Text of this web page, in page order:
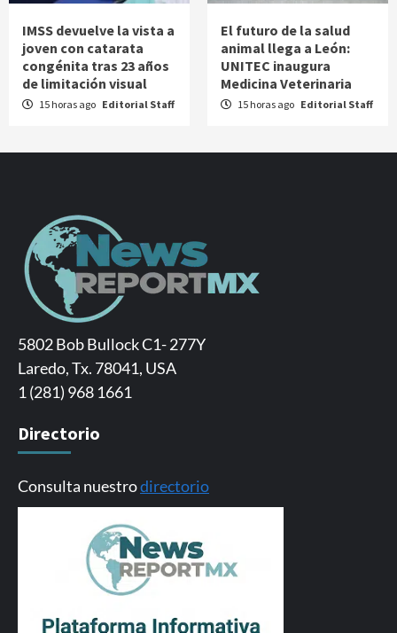
IMSS devuelve la vista a
joven con catarata
congénita tras 23 años
de limitación visual
15 horas ago Editorial Staff
El futuro de la salud
animal llega a León:
UNITEC inaugura
Medicina Veterinaria
15 horas ago Editorial Staff
5802 Bob Bullock C1- 277Y
Laredo, Tx. 78041, USA
1 (281) 968 1661
Directorio
Consulta nuestrodirectorio